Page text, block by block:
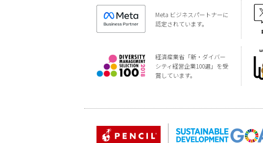
Meta ビジネスパートナーに
認定されています。
経済産業省「新・ダイバー
シティ経営企業100選」を受
賞しています。